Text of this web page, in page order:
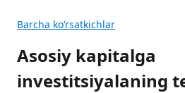
Barcha koʻrsatkichlar
Asosiy kapitalga
investitsiyalaning